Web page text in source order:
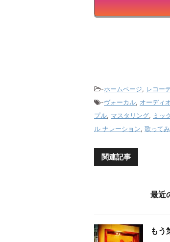
-ホームページ, レコー
-ヴォーカル, オーディ
プル, マスタリング, ミッ
ル ナレーション, 歌って
関連記事
最近
もう